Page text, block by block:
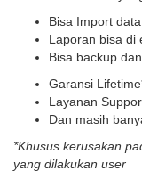
Bisa Import
Laporan bisa di
Bisa backup
Garansi
Layanan
Dan masih
*Khusus kerusakan
yang dilakukan user